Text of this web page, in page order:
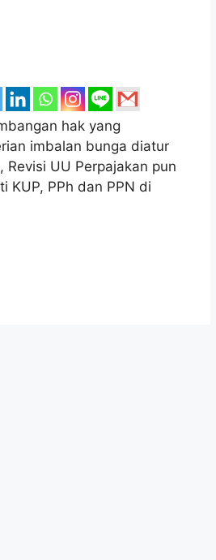
hak yang
imbalan bunga diatur
Revisi UU Perpajakan pun
KUP, PPh dan PPN di